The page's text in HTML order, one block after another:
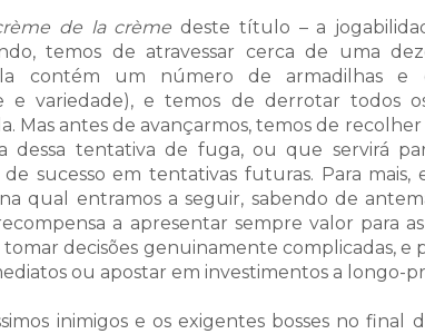
de la crème deste título – a
temos de atravessar cerca de uma
contém um número de armadilhas e
e variedade), e temos de derrotar todos
Mas antes de avançarmos, temos de
dessa tentativa de fuga, ou que servirá
sucesso em tentativas futuras. Para mais,
qual entramos a seguir, sabendo de
a apresentar sempre valor para
decisões genuinamente complicadas, e
ou apostar em investimentos a longo-
inimigos e os exigentes bosses no final